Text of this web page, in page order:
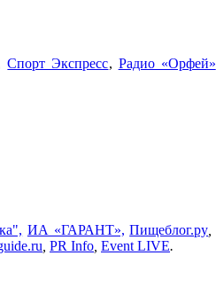
Спорт Экспресс, Радио «Орфей»
ИА «ГАРАНТ», Пищеблог.ру
PR Info Event LIVE.